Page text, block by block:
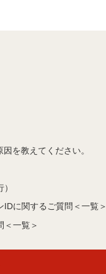
を教えてください。
に関するご質問＜一覧＞
＜一覧＞